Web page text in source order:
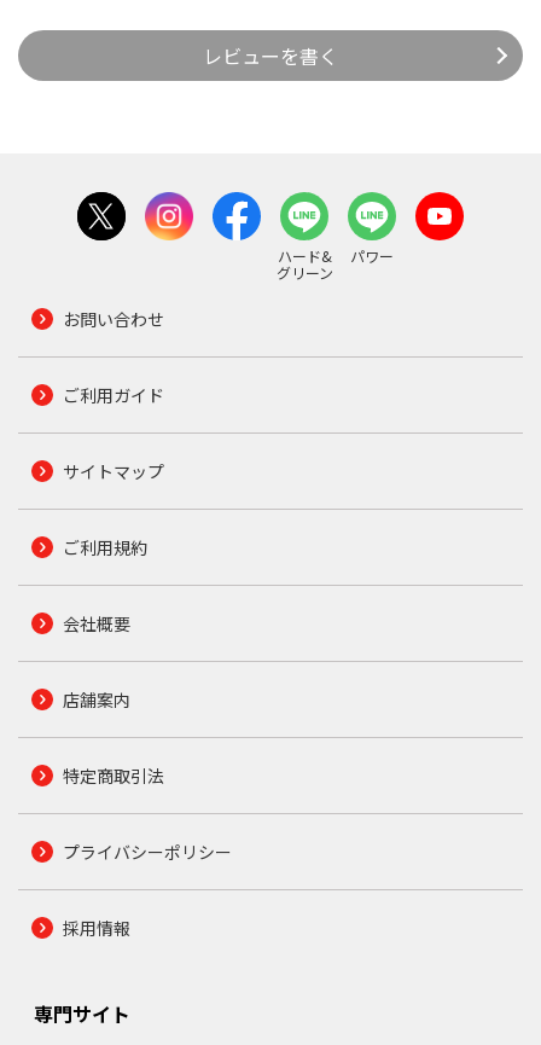
レビューを書く
ハード&
グリーン
パワー
お問い合わせ
ご利用ガイド
サイトマップ
ご利用規約
会社概要
店舗案内
特定商取引法
プライバシーポリシー
採用情報
専門サイト